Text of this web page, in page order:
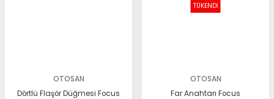
OTOSAN
Dörtlü Flaşör Düğmesi Focus
TÜKENDİ
OTOSAN
Far Anahtarı Focus